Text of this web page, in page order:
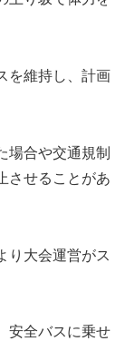
を維持し、計画
場合や交通規制
させることがあ
り大会運営がス
安全バスに乗せ